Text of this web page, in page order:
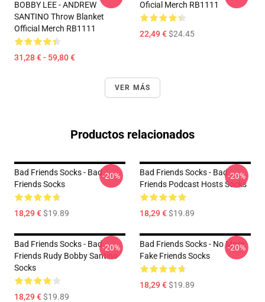
BOBBY LEE - ANDREW
SANTINO Throw Blanket
Official Merch RB1111
31,28 € - 59,80 €
Oficial Merch RB1111
22,49 €$24.45
VER MÁS
Productos relacionados
Bad Friends Socks - Bad
Friends Socks
18,29 €$19.89
-20%
Bad Friends Socks - Bad
Friends Podcast Hosts Socks
18,29 €$19.89
-20%
Bad Friends Socks - Bad
Friends Rudy Bobby Santino
Socks
18,29 €$19.89
-20%
Bad Friends Socks - No More
Fake Friends Socks
18,29 €$19.89
-20%